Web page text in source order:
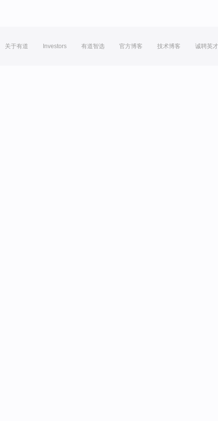
关于有道 Investors 有道智选 官方博客 技术博客 诚聘英才